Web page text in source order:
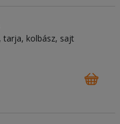
tarja kolbász sajt